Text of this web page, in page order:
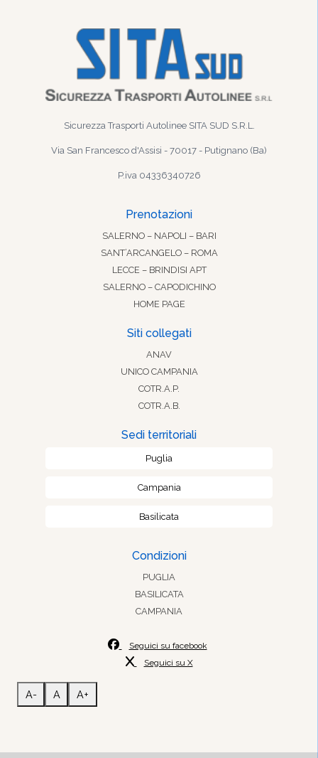
Sicurezza Trasporti Autolinee SITA SUD S.R.L.
Via San Francesco d'Assisi - 70017 - Putignano (Ba)
P.iva 04336340726
Prenotazioni
SALERNO – NAPOLI – BARI
SANT’ARCANGELO – ROMA
LECCE – BRINDISI APT
SALERNO – CAPODICHINO
HOME PAGE
Siti collegati
ANAV
UNICO CAMPANIA
COTR.A.P.
COTR.A.B.
Sedi territoriali
Puglia
Campania
Basilicata
Condizioni
PUGLIA
BASILICATA
CAMPANIA
Seguici su facebook
Seguici su X
A- A A+